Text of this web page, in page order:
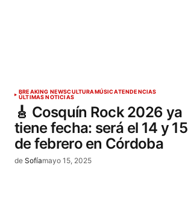
BREAKING NEWSCULTURAMÚSICATENDENCIAS
ÚLTIMAS NOTICIAS
🎸 Cosquín Rock 2026 ya
tiene fecha: será el 14 y 15
de febrero en Córdoba
de Sofíamayo 15, 2025